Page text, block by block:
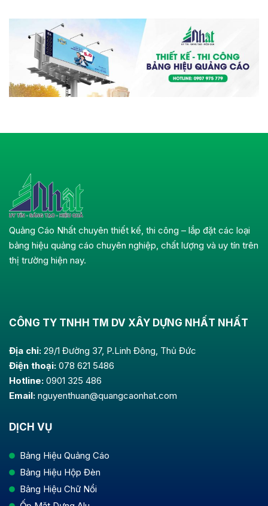
Quảng Cáo Nhất chuyên thiết kế, thi công – lắp đặt các loại
bảng hiệu quảng cáo chuyên nghiệp, chất lượng và uy tín trên
thị trường hiện nay.
CÔNG TY TNHH TM DV XÂY DỰNG NHẤT NHẤT
Địa chỉ: 29/1 Đường 37, P.Linh Đông, Thủ Đức
Điện thoại: 078 621 5486
Hotline: 0901 325 486
Email: nguyenthuan@quangcaonhat.com
DỊCH VỤ
Bảng Hiệu Quảng Cáo
Bảng Hiệu Hộp Đèn
Bảng Hiệu Chữ Nổi